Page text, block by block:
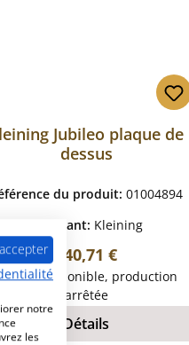
Jubileo plaque de
dessus
du produit:01004894
Fabricant: Kleining
Prix régulier :
140,71 €
plus disponible, production
arrêtée
Détails
notre
les